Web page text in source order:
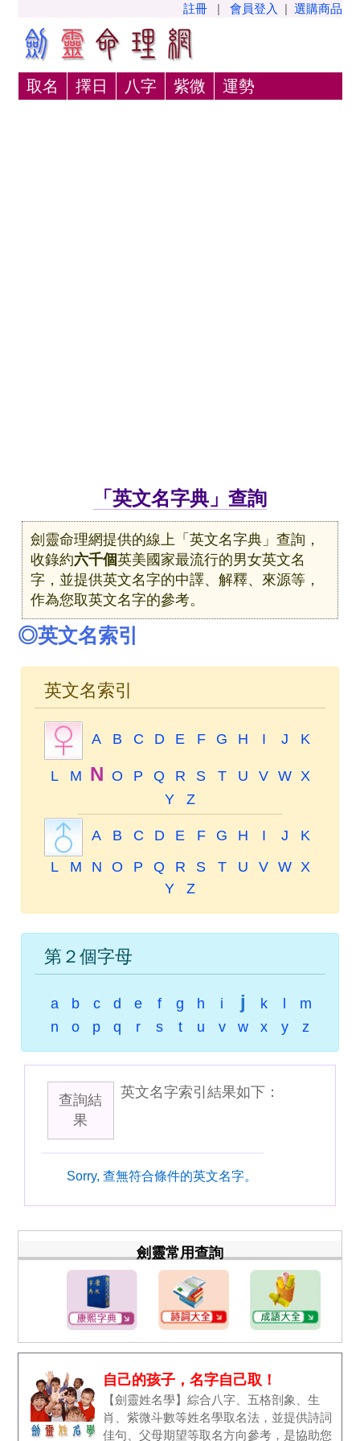
註冊 | 會員登入 | 選購商品
取名 擇日 八字 紫微 運勢
「英文名字典」查詢
劍靈命理網提供的線上「英文名字典」查詢，
收錄約六千個英美國家最流行的男女英文名
字，並提供英文名字的中譯、解釋、來源等，
作為您取英文名字的參考。
◎英文名索引
英文名索引
A B C D E F G H I J K
L M N O P Q R S T U V W X
Y
Z
A B C D E F G H I J
K
L
M N O P Q R S T U V W X
Y
Z
第２個字母
a b c d e f g h i j k
m
n
o p q r s t u v w x y z
查詢結
果
英文名字索引結果如下：
Sorry, 查無符合條件的英文名字。
劍靈常用查詢
自己的孩子，名字自己取！
【劍靈姓名學】綜合八字、五格剖象、生
肖、紫微斗數等姓名學取名法，並提供詩詞
佳句、父母期望等取名方向參考，是協助您